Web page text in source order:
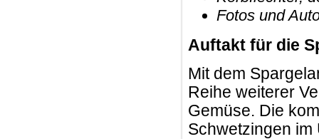
Fotos und
Auftakt für die
Mit dem
Reihe weiterer
Gemüse. Die
Schwetzingen im